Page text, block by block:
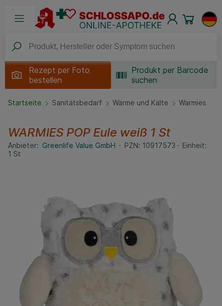
Rezept per Foto
bestellen
Produkt per Barcode
suchen
Startseite Sanitätsbedarf Wärme und Kälte Warmies
WARMIES POP Eule weiß 1 St
Anbieter: Greenlife Value GmbH PZN: 10917573
Einheit:
1 St